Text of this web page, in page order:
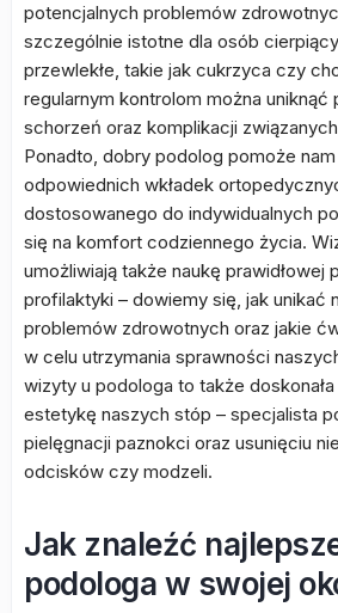
potencjalnych problemów
szczególnie istotne dla osób
przewlekłe, takie jak cukrzyca czy
regularnym kontrolom można uniknąć
schorzeń oraz komplikacji
Ponadto, dobry podolog pomoże
odpowiednich wkładek
dostosowanego do indywidualnych
się na komfort codziennego życia.
umożliwiają także naukę prawidłowej
profilaktyki – dowiemy się, jak unikać
problemów zdrowotnych oraz jakie
w celu utrzymania sprawności
wizyty u podologa to także
estetykę naszych stóp – specjalista
pielęgnacji paznokci oraz usunięciu
odcisków czy modzeli.
Jak znaleźć
podologa w swojej